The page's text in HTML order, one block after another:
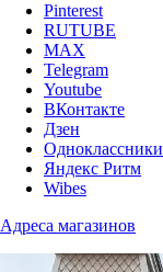
Pinterest
RUTUBE
MAX
Telegram
Youtube
ВКонтакте
Дзен
Одноклассники
Яндекс Ритм
Wibes
Адреса магазинов